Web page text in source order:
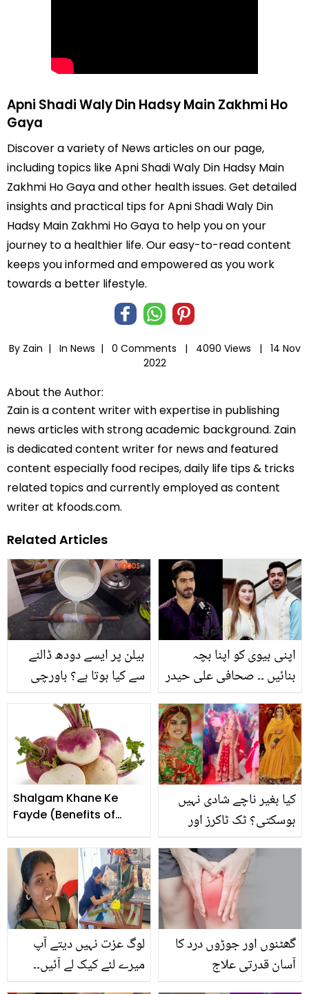
Apni Shadi Waly Din Hadsy Main Zakhmi Ho
Gaya
Discover a variety of News articles on our page,
including topics like Apni Shadi Waly Din Hadsy Main
Zakhmi Ho Gaya and other health issues. Get detailed
insights and practical tips for Apni Shadi Waly Din
Hadsy Main Zakhmi Ho Gaya to help you on your
journey to a healthier life. Our easy-to-read content
keeps you informed and empowered as you work
towards a better lifestyle.
By Zain | In News | 0 Comments | 4090 Views |
14 Nov
2022
About the Author:
Zain is a content writer with expertise in publishing
news articles with strong academic background. Zain
is dedicated content writer for news and featured
content especially food recipes, daily life tips & tricks
related topics and currently employed as content
writer at kfoods.com.
Related Articles
بیلن پر ایسے دودھ ڈالنے
سے کیا ہوتا ہے؟ باورچی
جو کریں آپ کی کئی
مشکلات آسان
اپنی بیوی کو اپنا بچہ
بنائیں ۔۔ صحافی علی حیدر
نے شوہروں کو خوشگوار
شادی شدہ زندگی گزارنے
کے لئے کیا انوکھا مشورہ
دے دیا؟ ویڈیو دیکھیں
Shalgam Khane Ke
Fayde (Benefits of
کیا بغیر ناچے شادی نہیں
ہوسکتی؟ ٹک ٹاکرز اور
اداکاراؤں کا شروع کیا ایسا
واحیات ٹرینڈ جو اب ہر
دلہن اپنانے لگی
لوگ عزت نہیں دیتے آپ
میرے لئے کیک لے آئیں۔۔
مالکن نے ماسی کی سالگرہ
گھٹنوں اور جوڑوں درد کا
آسان قدرتی علاج